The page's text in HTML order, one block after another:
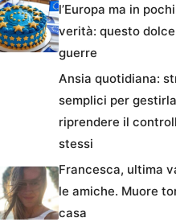
l’Europa ma in
verità: questo
guerre
Ansia quotidiana:
semplici per
riprendere il
stessi
Francesca, ultima
le amiche. Muore
casa